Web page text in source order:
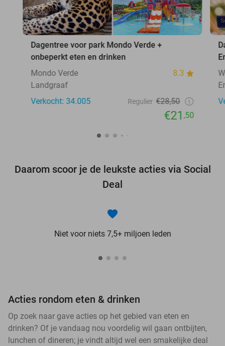
Dagentree voor park Mondo Verde +
onbeperkt eten en drinken
Mondo Verde
8.3
Landgraaf
Verkocht: 34.005
Regulier €28,50
€21,50
Daarom scoor je de leukste acties via Social
Deal
Niet voor niets 7,5+ miljoen leden
Acties rondom eten & drinken
Op zoek naar gave acties op het gebied van eten en
drinken? Of je vandaag nou voordelig wil gaan ontbijten,
lunchen of dineren; je vindt altijd wel een smakelijke deal